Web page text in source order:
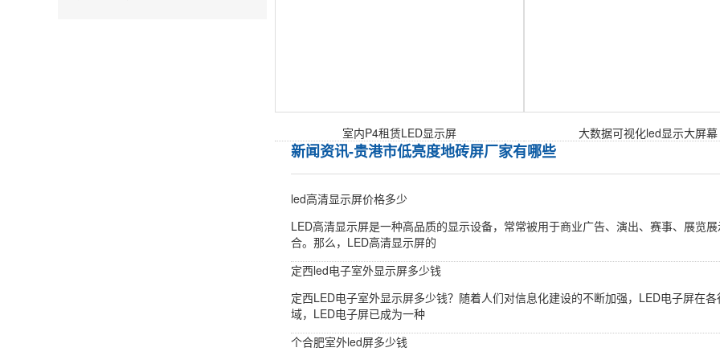
室内P4租赁LED显示屏 大数据可视化led显示大屏幕
新闻资讯-贵港市低亮度地砖屏厂家有哪些
led高清显示屏价格多少
LED高清显示屏是一种高品质的显示设备，常常被用于商业广告、演出、赛事、展览
合。那么，LED高清显示屏的
定西led电子室外显示屏多少钱
定西LED电子室外显示屏多少钱？随着人们对信息化建设的不断加强，LED电子屏在
域，LED电子屏已成为一种
个合肥室外led屏多少钱